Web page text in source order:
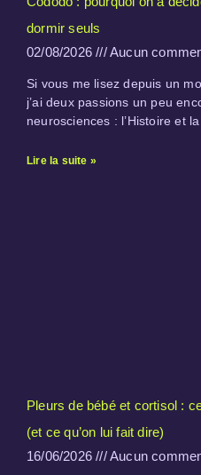
dormir seuls
02/08/2026
Aucun
Si vous me lisez depuis un
j’ai deux passions un peu
neurosciences : l’Histoire et la
Lire la suite »
Pleurs de bébé et cortisol :
(et ce qu’on lui fait dire)
16/06/2026
Aucun